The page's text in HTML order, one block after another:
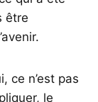
être
ce n’est pas
le